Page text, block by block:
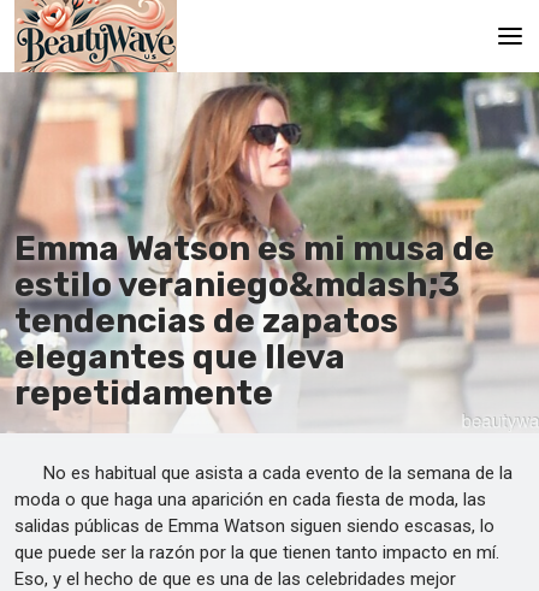
Principal
Ru
It
De
Emma Watson es mi musa de
estilo veraniego&mdash;3
tendencias de zapatos
elegantes que lleva
repetidamente
No es habitual que asista a cada evento de la semana de la
moda o que haga una aparición en cada fiesta de moda, las
salidas públicas de Emma Watson siguen siendo escasas, lo
que puede ser la razón por la que tienen tanto impacto en mí.
Eso, y el hecho de que es una de las celebridades mejor